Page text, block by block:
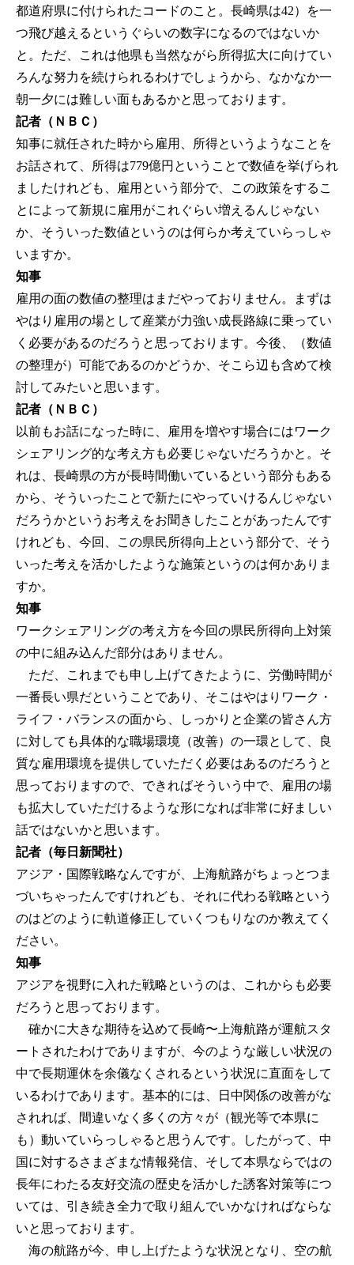
都道府県に付けられたコードのこと。長崎県は42）を一
つ飛び越えるというぐらいの数字になるのではないか
と。ただ、これは他県も当然ながら所得拡大に向けてい
ろんな努力を続けられるわけでしょうから、なかなか一
朝一夕には難しい面もあるかと思っております。
記者（ＮＢＣ）
知事に就任された時から雇用、所得というようなことを
お話されて、所得は779億円ということで数値を挙げられ
ましたけれども、雇用という部分で、この政策をするこ
とによって新規に雇用がこれぐらい増えるんじゃない
か、そういった数値というのは何らか考えていらっしゃ
いますか。
知事
雇用の面の数値の整理はまだやっておりません。まずは
やはり雇用の場として産業が力強い成長路線に乗ってい
く必要があるのだろうと思っております。今後、（数値
の整理が）可能であるのかどうか、そこら辺も含めて検
討してみたいと思います。
記者（ＮＢＣ）
以前もお話になった時に、雇用を増やす場合にはワーク
シェアリング的な考え方も必要じゃないだろうかと。そ
れは、長崎県の方が長時間働いているという部分もある
から、そういったことで新たにやっていけるんじゃない
だろうかというお考えをお聞きしたことがあったんです
けれども、今回、この県民所得向上という部分で、そう
いった考えを活かしたような施策というのは何かありま
すか。
知事
ワークシェアリングの考え方を今回の県民所得向上対策
の中に組み込んだ部分はありません。
ただ、これまでも申し上げてきたように、労働時間が
一番長い県だということであり、そこはやはりワーク・
ライフ・バランスの面から、しっかりと企業の皆さん方
に対しても具体的な職場環境（改善）の一環として、良
質な雇用環境を提供していただく必要はあるのだろうと
思っておりますので、できればそういう中で、雇用の場
も拡大していただけるような形になれば非常に好ましい
話ではないかと思います。
記者（毎日新聞社）
アジア・国際戦略なんですが、上海航路がちょっとつま
づいちゃったんですけれども、それに代わる戦略という
のはどのように軌道修正していくつもりなのか教えてく
ださい。
知事
アジアを視野に入れた戦略というのは、これからも必要
だろうと思っております。
確かに大きな期待を込めて長崎〜上海航路が運航スタ
ートされたわけでありますが、今のような厳しい状況の
中で長期運休を余儀なくされるという状況に直面をして
いるわけであります。基本的には、日中関係の改善がな
されれば、間違いなく多くの方々が（観光等で本県に
も）動いていらっしゃると思うんです。したがって、中
国に対するさまざまな情報発信、そして本県ならではの
長年にわたる友好交流の歴史を活かした誘客対策等につ
いては、引き続き全力で取り組んでいかなければならな
いと思っております。
海の航路が今、申し上げたような状況となり、空の航